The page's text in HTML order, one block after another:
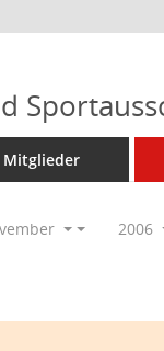
Mitglieder
2006